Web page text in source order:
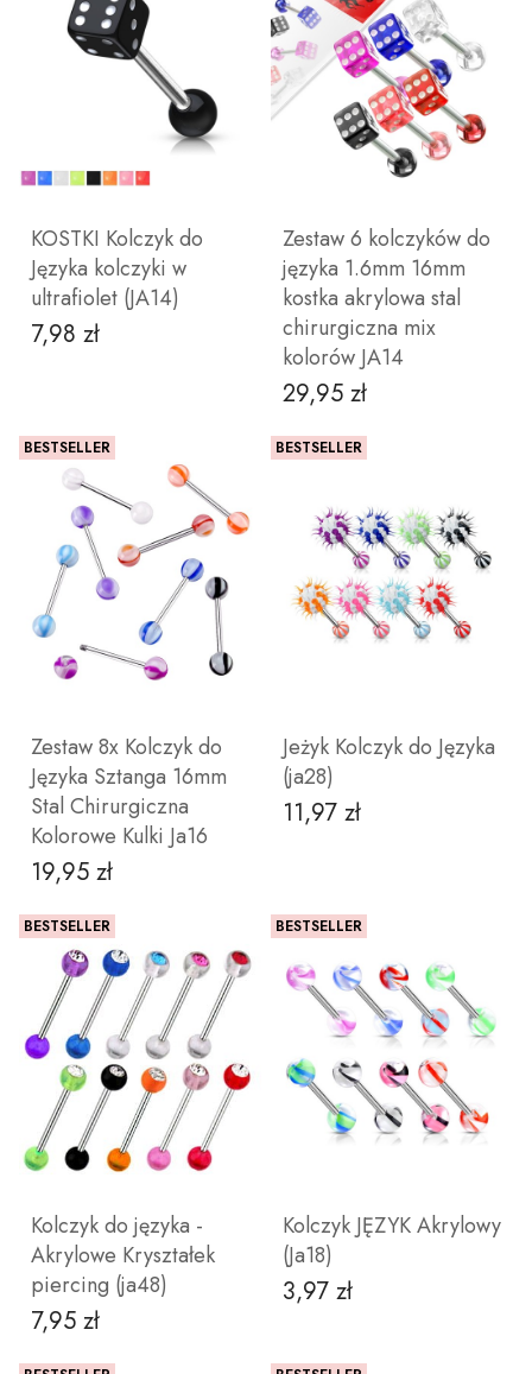
ZOBACZ PRODUKT ZOBACZ PRODUKT
KOSTKI Kolczyk do
Języka kolczyki w
ultrafiolet (JA14)
Cena
7,98 zł
ZOBACZ PRODUKT
Zestaw 6 kolczyków do
języka 1.6mm 16mm
kostka akrylowa stal
chirurgiczna mix
kolorów JA14
Cena
29,95 zł
DO KOSZYKA
BESTSELLER
Zestaw 8x Kolczyk do
Języka Sztanga 16mm
Stal Chirurgiczna
Kolorowe Kulki Ja16
Cena
19,95 zł
DO KOSZYKA
BESTSELLER
Jeżyk Kolczyk do Języka
(ja28)
Cena
11,97 zł
ZOBACZ PRODUKT
BESTSELLER
Kolczyk do języka -
Akrylowe Kryształek
piercing (ja48)
Cena
7,95 zł
BESTSELLER
Kolczyk JĘZYK Akrylowy
(Ja18)
Cena
3,97 zł